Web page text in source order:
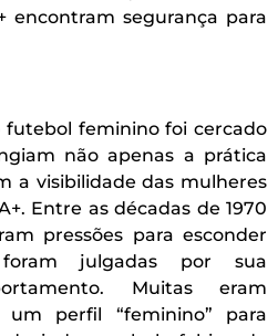
encontram segurança para
futebol feminino foi cercado
não apenas a prática
a visibilidade das mulheres
Entre as décadas de 1970
pressões para esconder
julgadas por sua
Muitas eram
perfil “feminino” para